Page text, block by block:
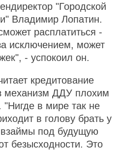
"Городской
Владимир Лопатин.
расплатиться -
исключением, может
- успокоил он.
кредитование
механизм ДДУ плохим
"Нигде в мире так не
в голову брать у
взаймы под будущую
безысходности. Это